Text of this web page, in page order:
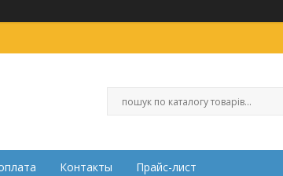
Контакты Прайс-лист